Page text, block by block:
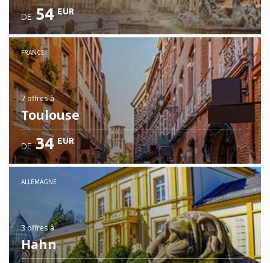
DE 54 EUR
FRANCE
7 offresà
Toulouse
DE 34 EUR
ALLEMAGNE
3 offresà
Hahn